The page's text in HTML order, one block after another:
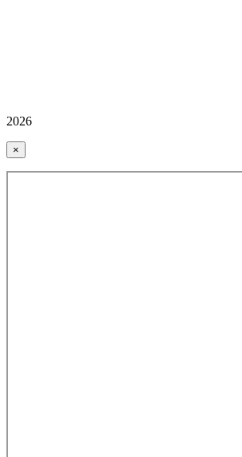
2026
×